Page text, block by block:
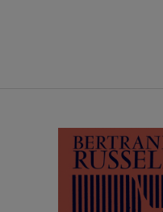
qui domine encore
anglo-saxon. Philosophe
donc, mais aussi
position durant la Première
la guerre du Vietnam ou
de l’armement nucléaire.
et Chantal Santerre
le portrait d’un